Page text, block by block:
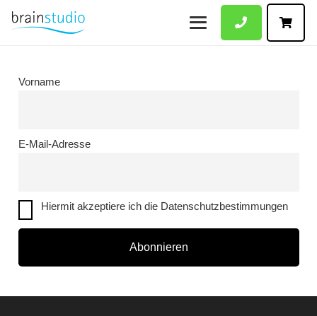
Vorname
E-Mail-Adresse
Hiermit akzeptiere ich die Datenschutzbestimmungen